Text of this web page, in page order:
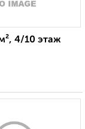
4/10 этаж